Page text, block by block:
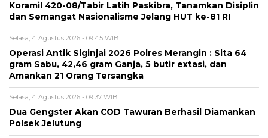
Koramil 420-08/Tabir Latih Paskibra, Tanamkan Disiplin
dan Semangat Nasionalisme Jelang HUT ke-81 RI
Selasa, 4 Agustus 2026 - 09:45 WIB
Operasi Antik Siginjai 2026 Polres Merangin : Sita 64
gram Sabu, 42,46 gram Ganja, 5 butir extasi, dan
Amankan 21 Orang Tersangka
Selasa, 4 Agustus 2026 - 09:37 WIB
Dua Gengster Akan COD Tawuran Berhasil Diamankan
Polsek Jelutung